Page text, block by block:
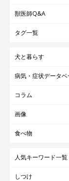
獣医師Q&A
タグ一覧
犬と暮らす
病気・症状データベ
コラム
画像
食べ物
人気キーワード一覧
しつけ